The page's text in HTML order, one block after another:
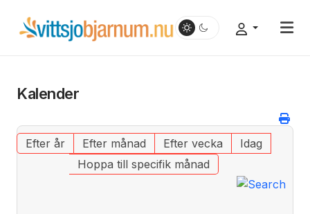
Kalender
Efter år Efter månad Efter vecka
Idag
Hoppa till specifik månad